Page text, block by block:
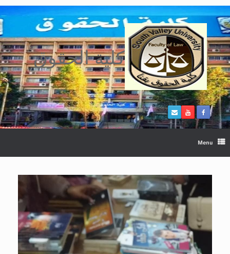
Skip
to
content
كلية الحقوق
Menu